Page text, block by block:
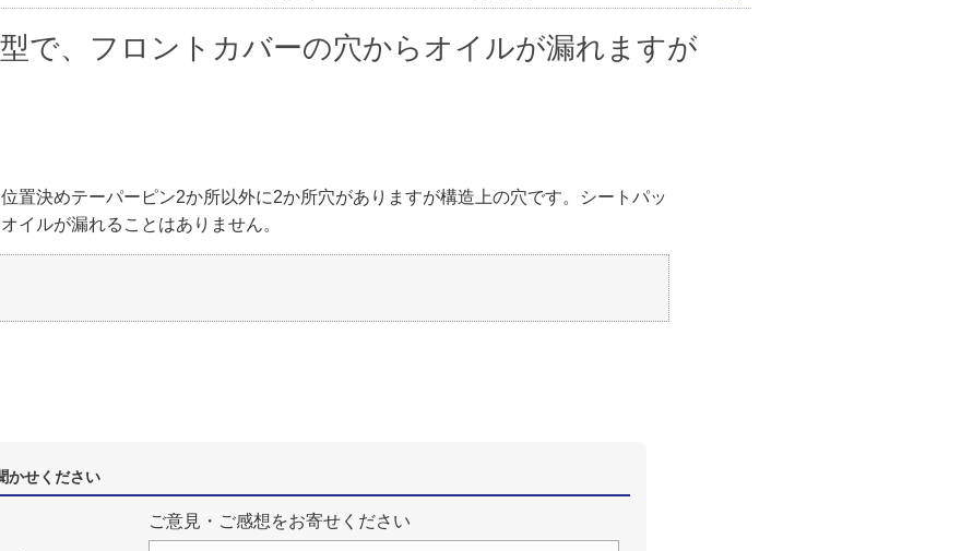
で、フロントカバーの穴からオイルが漏れますが
置決めテーパーピン2か所以外に2か所穴がありますが構造上の穴です。シートパッ
イルが漏れることはありません。
かせください
ご意見・ご感想をお寄せください